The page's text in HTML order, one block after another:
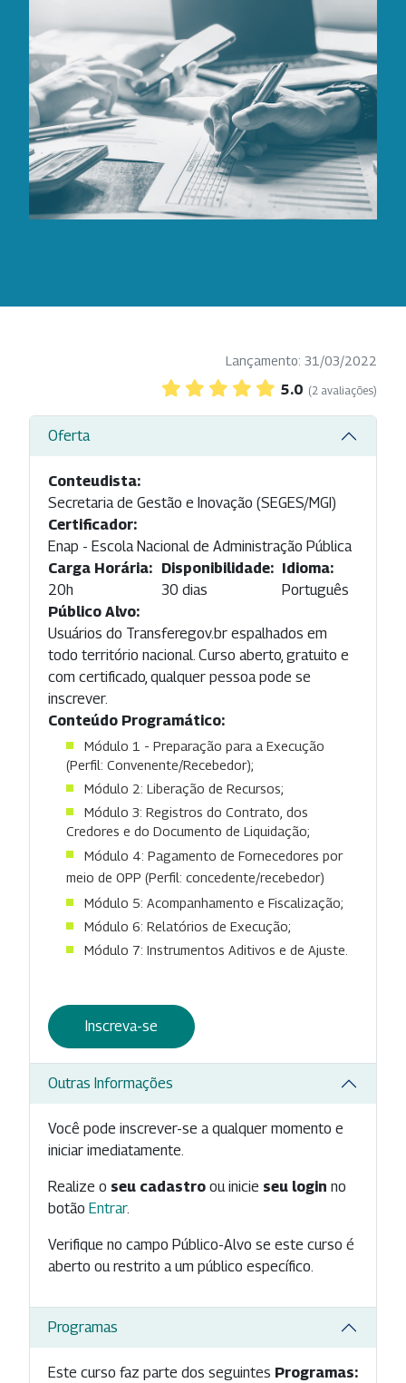
Lançamento: 31/03/2022
5.0 (2 avaliações)
Oferta
Conteudista:
Secretaria de Gestão e Inovação (SEGES/MGI)
Certificador:
Enap - Escola Nacional de Administração Pública
Carga Horária:
20h
Disponibilidade:
30 dias
Idioma:
Português
Público Alvo:
Usuários do Transferegov.br espalhados em
todo território nacional. Curso aberto, gratuito e
com certificado, qualquer pessoa pode se
inscrever.
Conteúdo Programático:
Módulo 1 - Preparação para a Execução
(Perfil: Convenente/Recebedor);
Módulo 2: Liberação de Recursos;
Módulo 3: Registros do Contrato, dos
Credores e do Documento de Liquidação;
Módulo 4: Pagamento de Fornecedores por
meio de OPP (Perfil: concedente/recebedor)
Módulo 5: Acompanhamento e Fiscalização;
Módulo 6: Relatórios de Execução;
Módulo 7: Instrumentos Aditivos e de Ajuste.
Inscreva-se
Outras Informações
Você pode inscrever-se a qualquer momento e
iniciar imediatamente.
Realize o seu cadastro ou inicie seu login no
botão Entrar.
Verifique no campo Público-Alvo se este curso é
aberto ou restrito a um público específico.
Programas
Este curso faz parte dos seguintes Programas: